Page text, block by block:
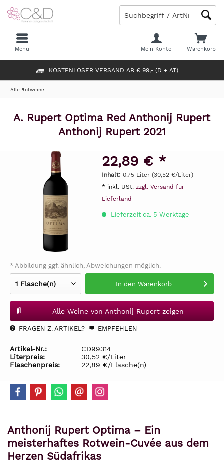
KOSTENLOSER VERSAND AB € 99,- (D + AT)
Warenkorb
Mein Konto
Menü
Alle Rotweine
A. Rupert Optima Red Anthonij Rupert
Anthonij Rupert 2021
22,89 € *
Inhalt: 0.75 Liter (30,52 €/Liter)
* inkl. USt. zzgl. Versand für
Lieferland
Lieferzeit ca. 5 Werktage
* Abbildung ggf. ähnlich, Abweichungen möglich.
In den Warenkorb
Alle Weine von Anthonij Rupert zeigen
FRAGEN Z. ARTIKEL? EMPFEHLEN
Artikel-Nr.:
CD99314
Literpreis:
30,52 €/Liter
Flaschenpreis:
22,89 €/Flasche(n)
Anthonij Rupert Optima – Ein
meisterhaftes Rotwein-Cuvée aus dem
Herzen Südafrikas